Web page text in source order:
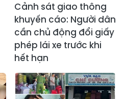
Cảnh sát giao thông
khuyến cáo: Người dân
cần chủ động đổi giấy
phép lái xe trước khi
hết hạn